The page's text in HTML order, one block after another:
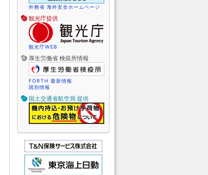
外務省 海外安全ホームページ
観光庁提供
観光庁WEB
厚生労働省 検疫所情報
FORTH 最新情報
国別情報
国土交通省航空局 提供